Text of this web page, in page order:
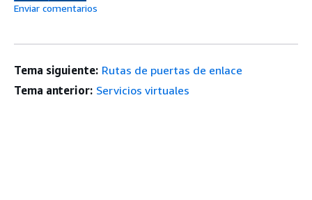
Enviar comentarios
Tema siguiente: Rutas de puertas de enlace
Tema anterior: Servicios virtuales